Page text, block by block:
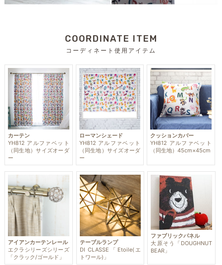
COORDINATE ITEM
コーディネート使用アイテム
カーテン
YH812 アルファベット
（同生地）サイズオーダ
ー
ローマンシェード
YH812 アルファベット
（同生地）サイズオーダ
ー
クッションカバー
YH812 アルファベット
（同生地）45cm×45cm
アイアンカーテンレール
エクラシリーズシリーズ
「クラック/ゴールド」
テーブルランプ
DI CLASSE「Etoile(エ
トワール)」
ファブリックパネル
大原そう「DOUGHNUT
BEAR」